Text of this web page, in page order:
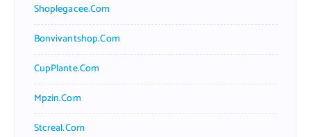
Shoplegacee.com
Bonvivantshop.com
CupPlante.com
Mpzin.com
Stcreal.com